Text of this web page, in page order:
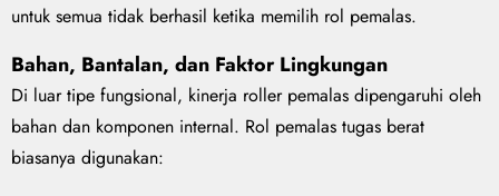
untuk semua tidak berhasil ketika memilih rol pemalas.
Bahan, Bantalan, dan Faktor Lingkungan
Di luar tipe fungsional, kinerja roller pemalas dipengaruhi oleh
bahan dan komponen internal. Rol pemalas tugas berat
biasanya digunakan: